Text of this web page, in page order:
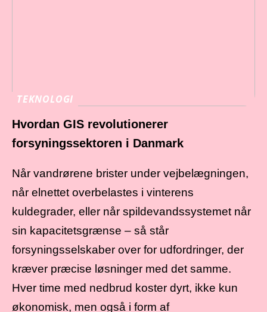
TEKNOLOGI
Hvordan GIS revolutionerer
forsyningssektoren i Danmark
Når vandrørene brister under vejbelægningen,
når elnettet overbelastes i vinterens
kuldegrader, eller når spildevandssystemet når
sin kapacitetsgrænse – så står
forsyningsselskaber over for udfordringer, der
kræver præcise løsninger med det samme.
Hver time med nedbrud koster dyrt, ikke kun
økonomisk, men også i form af